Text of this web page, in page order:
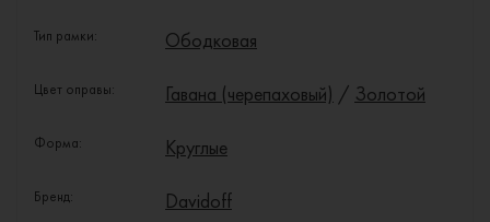
Тип рамки: Ободковая
Цвет оправы: Гавана (черепаховый) / Золотой
Форма: Круглые
Бренд: Davidoff